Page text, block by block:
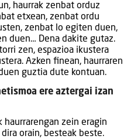
haurrak zenbat orduz
etxean, zenbat ordu
zenbat lo egiten duen,
duen… Dena dakite gutaz.
zen, espazioa ikustera
Azken finean, haurraren
guztia dute kontuan.
ere aztergai izan
zein eragin
orain, besteak beste.